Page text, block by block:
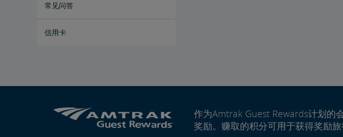
常见问答
信用卡
作为Amtrak Guest Rewards计划的
奖励。赚取的积分可用于获得奖励旅